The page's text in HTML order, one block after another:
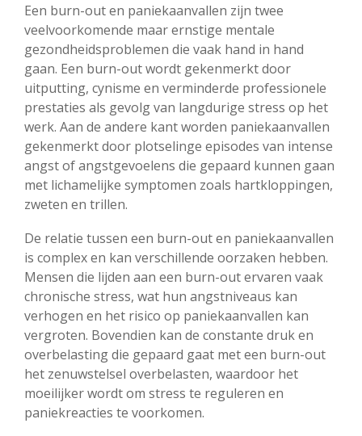
Een burn-out en paniekaanvallen zijn twee
veelvoorkomende maar ernstige mentale
gezondheidsproblemen die vaak hand in hand
gaan. Een burn-out wordt gekenmerkt door
uitputting, cynisme en verminderde professionele
prestaties als gevolg van langdurige stress op het
werk. Aan de andere kant worden paniekaanvallen
gekenmerkt door plotselinge episodes van intense
angst of angstgevoelens die gepaard kunnen gaan
met lichamelijke symptomen zoals hartkloppingen,
zweten en trillen.
De relatie tussen een burn-out en paniekaanvallen
is complex en kan verschillende oorzaken hebben.
Mensen die lijden aan een burn-out ervaren vaak
chronische stress, wat hun angstniveaus kan
verhogen en het risico op paniekaanvallen kan
vergroten. Bovendien kan de constante druk en
overbelasting die gepaard gaat met een burn-out
het zenuwstelsel overbelasten, waardoor het
moeilijker wordt om stress te reguleren en
paniekreacties te voorkomen.